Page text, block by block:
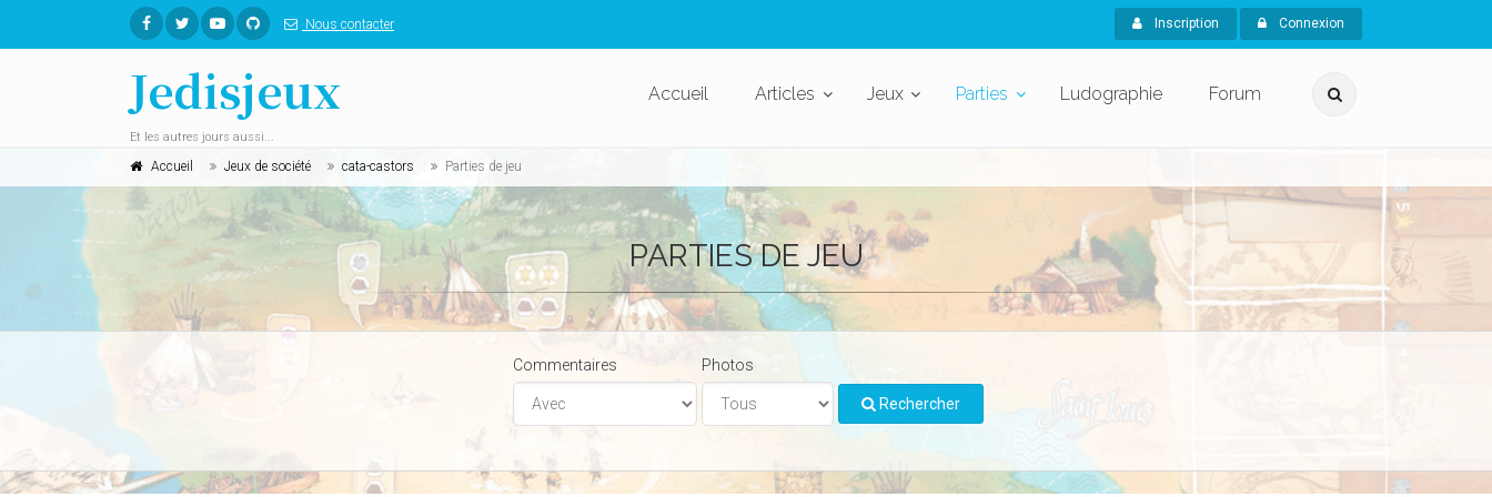
Nous contacter Inscription Connexion
Jedisjeux
Et les autres jours aussi...
Accueil Articles Jeux Parties Ludographie Forum
Accueil Jeux de société cata-castors Parties de jeu
PARTIES DE JEU
Commentaires Photos
Rechercher